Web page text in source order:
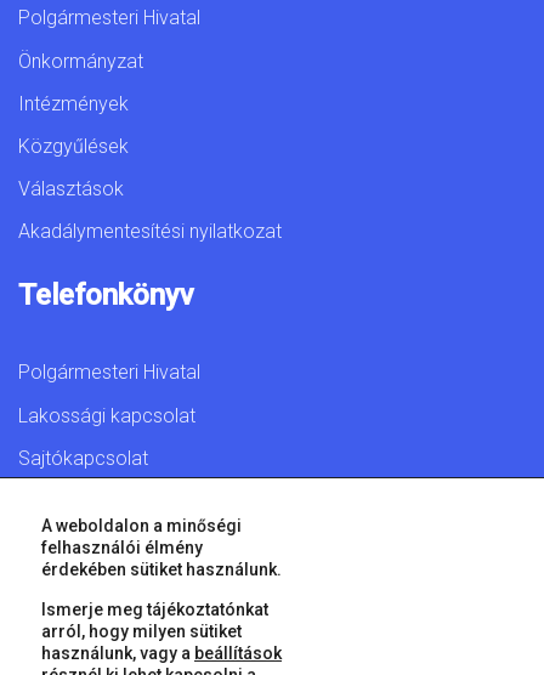
Polgármesteri Hivatal
Önkormányzat
Intézmények
Közgyűlések
Választások
Akadálymentesítési nyilatkozat
Telefonkönyv
Polgármesteri Hivatal
Lakossági kapcsolat
Sajtókapcsolat
© 2026 Győr Megyei Jogú Város • Minden jog fenntartva!
A weboldalon a minőségi
felhasználói élmény
érdekében sütiket használunk.
Ismerje meg tájékoztatónkat
arról, hogy milyen sütiket
használunk, vagy a beállítások